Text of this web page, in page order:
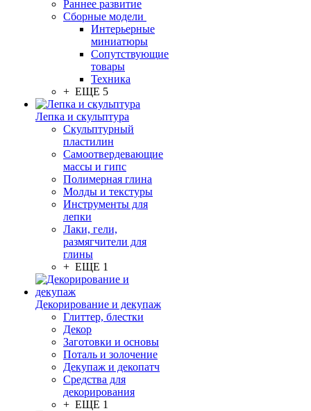
Раннее развитие
Сборные модели
Интерьерные
миниатюры
Сопутствующие
товары
Техника
+ ЕЩЕ 5
Лепка и скульптура
Скульптурный
пластилин
Самоотвердевающие
массы и гипс
Полимерная глина
Молды и текстуры
Инструменты для
лепки
Лаки, гели,
размягчители для
глины
+ ЕЩЕ 1
Декорирование и декупаж
Глиттер, блестки
Декор
Заготовки и основы
Поталь и золочение
Декупаж и декопатч
Средства для
декорирования
+ ЕЩЕ 1